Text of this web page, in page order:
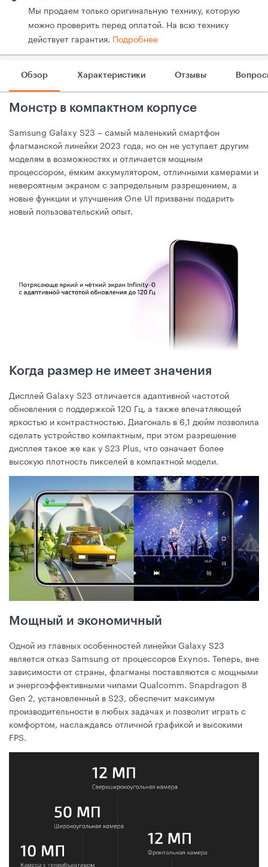
Мы продаем только оригинальную технику, которую
можно проверить перед оплатой. На всю технику
действует гарантия. Подробнее
Обзор Характеристики Отзывы
Монстр в компактном корпусе
Samsung Galaxy S23 – самый маленький смартфон
флагманской линейки 2023 года, но он не уступает другим
моделям в возможностях и отличается мощным
процессором, ёмким аккумулятором, отличными камерами и
невероятным экраном с запредельным разрешением, а
новые функции и улучшения One UI призваны подарить
новый пользовательский опыт.
Когда размер не имеет значения
Дисплей Galaxy S23 отличается адаптивной частотой
обновления с поддержкой 120 Гц, а также впечатляющей
яркостью и контрастностью. Диагональ в 6,1 дюйм позволила
сделать устройство компактным, при этом разрешение
дисплея такое же как у S23 Plus, что означает более
высокую плотность пикселей в компактной модели.
Мощный и экономичный
Одной из главных особенностей линейки Galaxy S23
является отказ Samsung от процессоров Exynos. Теперь, вне
зависимости от страны, флагманы поставляются с мощными
и энергоэффективными чипами Qualcomm. Snapdragon 8
Gen 2, установленный в S23, обеспечит максимум
производительности в любых задачах и позволит играть с
комфортом, наслаждаясь отличной графикой и высокими
FPS.